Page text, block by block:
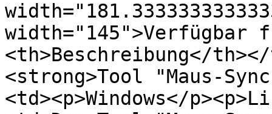
width="145">Verfügbar
<th>Beschreibung</
<strong>Tool "Maus-
<td><p>Windows</